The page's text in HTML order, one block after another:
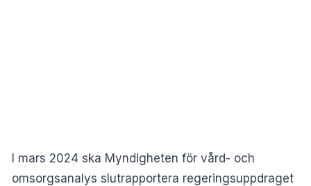
I mars 2024 ska Myndigheten för vård- och
omsorgsanalys slutrapportera regeringsuppdraget